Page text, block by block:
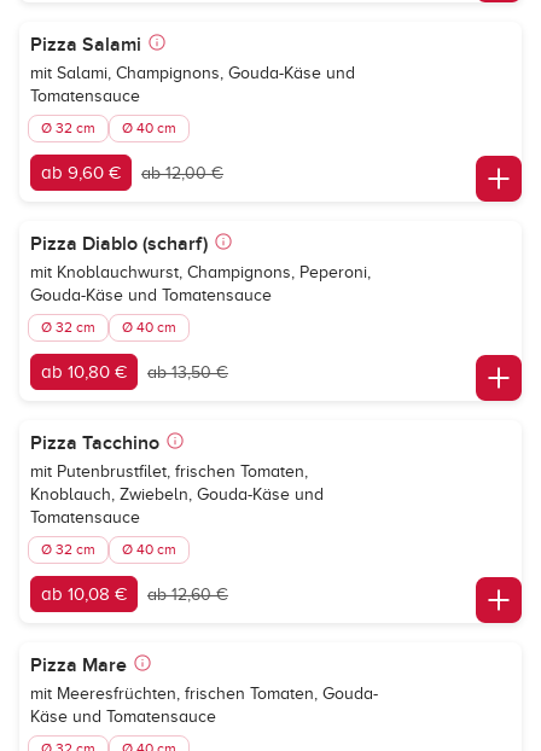
Pizza Salami
mit Salami, Champignons, Gouda-Käse und
Tomatensauce
Ø 32 cm Ø 40 cm
ab 9,60 € ab 12,00 €
Pizza Diablo (scharf)
mit Knoblauchwurst, Champignons, Peperoni,
Gouda-Käse und Tomatensauce
Ø 32 cm Ø 40 cm
ab 10,80 € ab 13,50 €
Pizza Tacchino
mit Putenbrustfilet, frischen Tomaten,
Knoblauch, Zwiebeln, Gouda-Käse und
Tomatensauce
Ø 32 cm Ø 40 cm
ab 10,08 € ab 12,60 €
Pizza Mare
mit Meeresfrüchten, frischen Tomaten, Gouda-
Käse und Tomatensauce